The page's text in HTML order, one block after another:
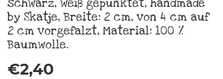
schwarz, weiß gepunktet, handmade
by Skatje, Breite: 2 cm, von 4 cm auf
2 cm vorgefalzt, Material: 100 %
Baumwolle.
€2,40